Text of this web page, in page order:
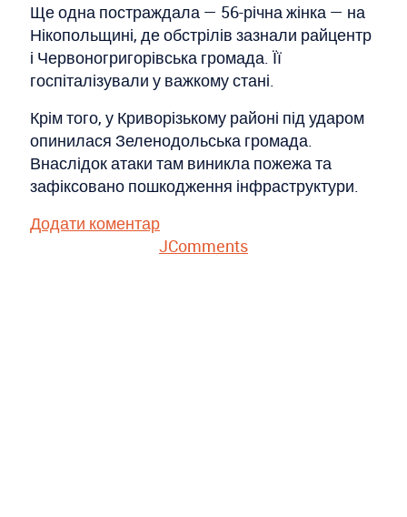
Ще одна постраждала — 56-річна жінка — на
Нікопольщині, де обстрілів зазнали райцентр
і Червоногригорівська громада. Її
госпіталізували у важкому стані.
Крім того, у Криворізькому районі під ударом
опинилася Зеленодольська громада.
Внаслідок атаки там виникла пожежа та
зафіксовано пошкодження інфраструктури.
Додати коментар
JComments